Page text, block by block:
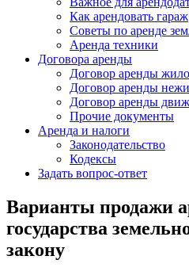
Как арендовать гараж
Советы по аренде
Аренда техники
Договора аренды
Договор аренды
Договор аренды
Договор аренды
Прочие документы
Аренда и налоги
Законодательство
Кодексы
Задать вопрос-ответ
Варианты продажи
государства
закону